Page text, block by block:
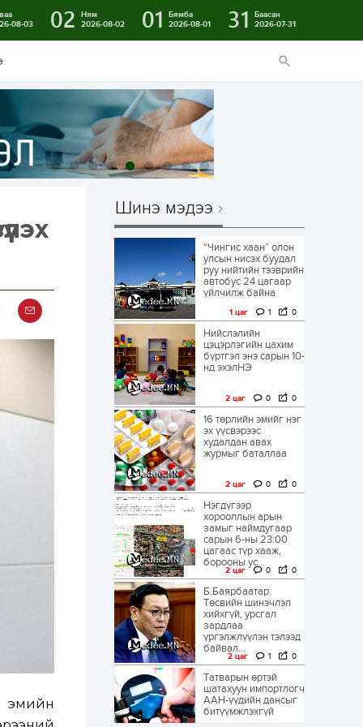
08-03
02
Ням
2026-08-02
01
Бямба
2026-08-01
31
Баасан
2026-07-31
эмийн
Шинэ мэдээ
“Чингис хаан” олон
улсын нисэх буудал
руу нийтийн тээврийн
автобус 24 цагаар
үйлчилж байна
1 цаг 1 0
Нийслэлийн
цэцэрлэгийн цахим
бүртгэл энэ сарын 10-
нд эхэлНЭ
2 цаг 0 0
16 төрлийн эмийг нэг
эх үүсвэрээс
худалдан авах
журмыг баталлаа
2 цаг 0 0
Нэгдүгээр
хорооллын арын
замыг наймдугаар
сарын 6-ны 23:00
цагаас түр хааж,
борооны ус...
2 цаг 0 0
Б.Баярбаатар:
Төсвийн шинэчлэл
хийхгүй, урсгал
зардлаа
үргэлжлүүлэн тэлээд
байвал...
2 цаг 1 0
Татварын өртэй
шатахуун импортлогч
ААН-үүдийн дансыг
битүүмжлэхгүй